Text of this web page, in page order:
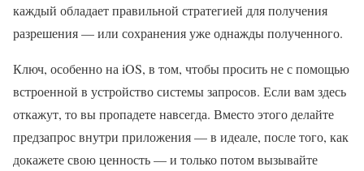
каждый обладает правильной стратегией для получения
разрешения — или сохранения уже однажды полученного.
Ключ, особенно на iOS, в том, чтобы просить не с помощью
встроенной в устройство системы запросов. Если вам здесь
откажут, то вы пропадете навсегда. Вместо этого делайте
предзапрос внутри приложения — в идеале, после того, как
докажете свою ценность — и только потом вызывайте